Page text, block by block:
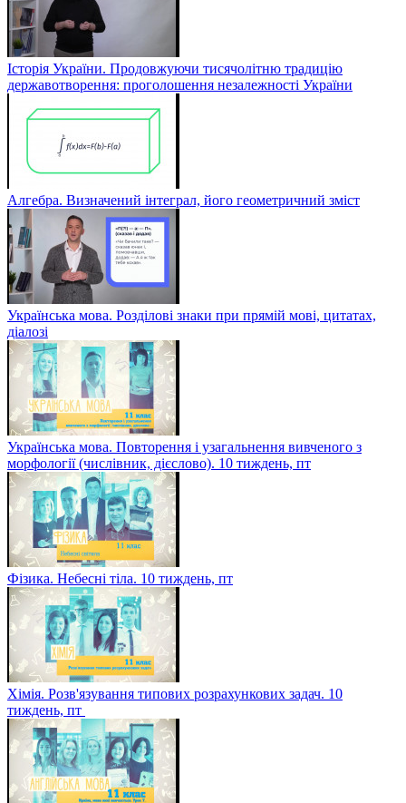
Історія України. Продовжуючи тисячолітню традицію
державотворення: проголошення незалежності України
Алгебра. Визначений інтеграл, його геометричний зміст
Українська мова. Розділові знаки при прямій мові, цитатах,
діалозі
Українська мова. Повторення і узагальнення вивченого з
морфології (числівник, дієслово). 10 тиждень, пт
Фізика. Небесні тіла. 10 тиждень, пт
Хімія. Розв'язування типових розрахункових задач. 10
тиждень, пт